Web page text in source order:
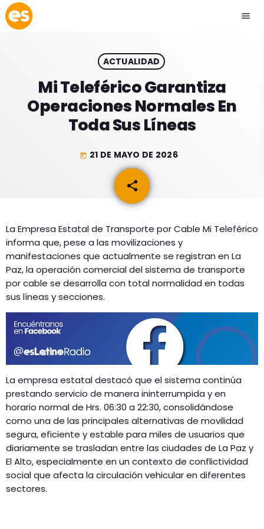
menu
EMISIÓN LA PAZ
play_arrow EMISIÓN COCHABAMBA
ACTUALIDAD
ESPECTÁCULOS
MÚSICA
PROGRAMACIÓN
INICIO
RADIO SPLENDID
CONTACTO
ACTUALIDAD
Mi Teleférico Garantiza
Operaciones Normales En
Toda Sus Líneas
today 21 DE MAYO DE 2026
share
email
La Empresa Estatal de Transporte por Cable Mi Teleférico
informa que, pese a las movilizaciones y
manifestaciones que actualmente se registran en La
Paz, la operación comercial del sistema de transporte
por cable se desarrolla con total normalidad en todas
sus líneas y secciones.
La empresa estatal destacó que el sistema continúa
prestando servicio de manera ininterrumpida y en
horario normal de Hrs. 06:30 a 22:30, consolidándose
como una de las principales alternativas de movilidad
segura, eficiente y estable para miles de usuarios que
diariamente se trasladan entre las ciudades de La Paz y
El Alto, especialmente en un contexto de conflictividad
social que afecta la circulación vehicular en diferentes
sectores.